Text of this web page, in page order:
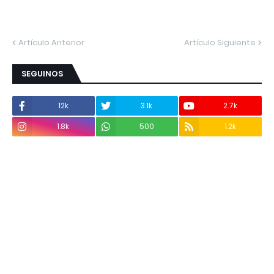
Artículo Anterior Artículo Siguiente
SEGUINOS
12k 3.1k
2.7k
1.8k
500 1.2k